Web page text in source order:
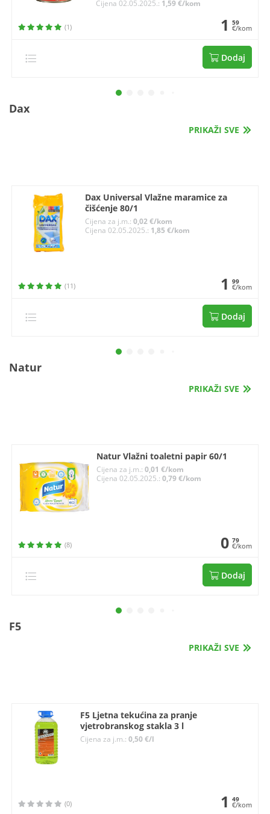
Cijena 02.05.2025.: 1,59 €/kom
(1) 1 59
€/kom
Dodaj
Dax
PRIKAŽI SVE
Dax Universal Vlažne maramice za
čišćenje 80/1
Cijena za j.m.:0,02 €/kom
Cijena 02.05.2025.: 1,85 €/kom
(11) 1 99
€/kom
Dodaj
Natur
PRIKAŽI SVE
Natur Vlažni toaletni papir 60/1
Cijena za j.m.:0,01 €/kom
Cijena 02.05.2025.:0,79 €/kom
(8) 0 79
€/kom
Dodaj
F5
PRIKAŽI SVE
F5 Ljetna tekućina za pranje
vjetrobranskog stakla 3 l
Cijena za j.m.: 0,50 €/l
(0) 1 49
€/kom